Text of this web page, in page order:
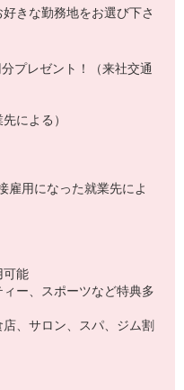
きな勤務地をお選び下さ
プレゼント！（来社交通
による）
用になった就業先によ
可能
ー、スポーツなど特典多
、サロン、スパ、ジム割